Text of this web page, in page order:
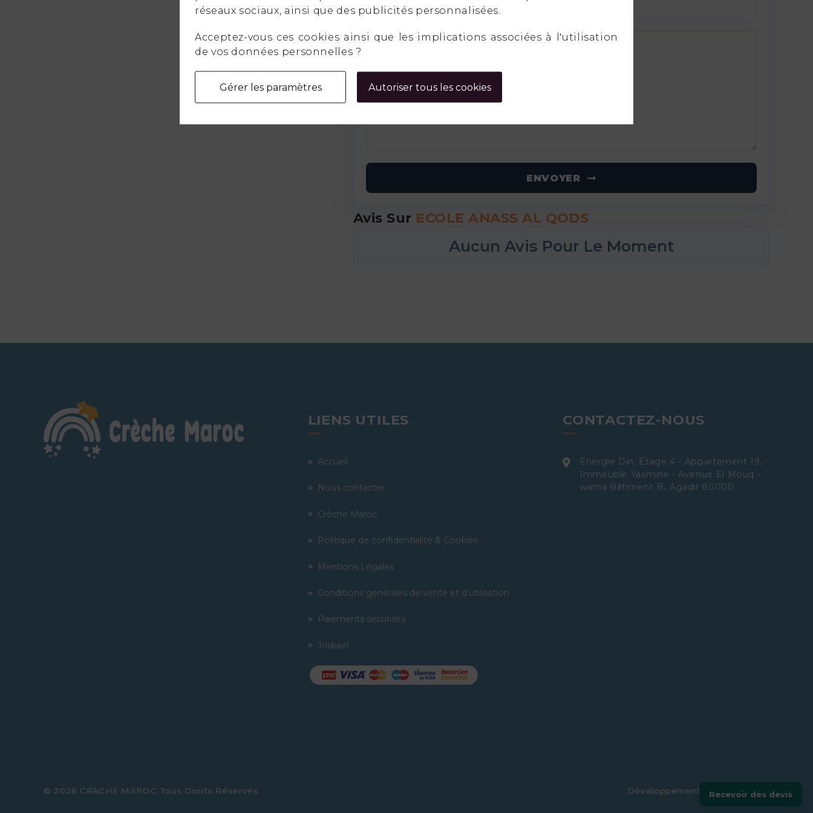
ENVOYER
Avis Sur ECOLE ANASS AL QODS
Aucun Avis Pour Le Moment
LIENS UTILES
Accueil
Nous contacter
Crèche Maroc
Politique de confidentialité & Cookies
Mentions Légales
Conditions générales de vente et d'utilisation
Paiements sécurisés
Triskael
CONTACTEZ-NOUS
Energie Din, Étage 4 - Appartement 19،
Immeuble Yasmine - Avenue El Mouq -
wama Bâtiment B، Agadir 80000
© 2026 CRèCHE MAROC Tous Droits Réservés Développement par Energiedin
Recevoir des devis
réseaux sociaux, ainsi que des publicités personnalisées.
Acceptez-vous ces cookies ainsi que les implications associées à l'utilisation
de vos données personnelles ?
Gérer les paramètres Autoriser tous les cookies